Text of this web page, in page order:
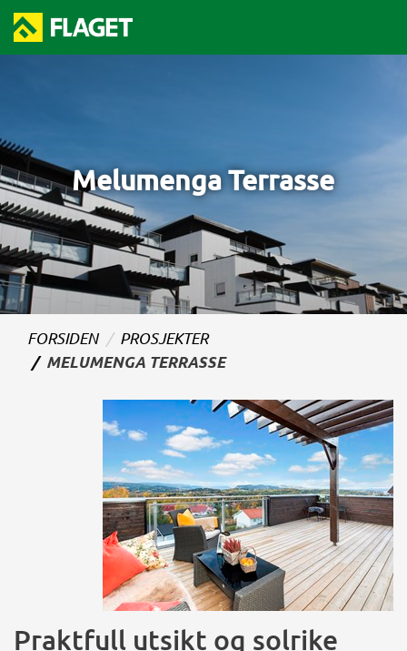
Melumenga Terrasse
FORSIDEN
PROSJEKTER
MELUMENGA TERRASSE
Praktfull utsikt og solrike